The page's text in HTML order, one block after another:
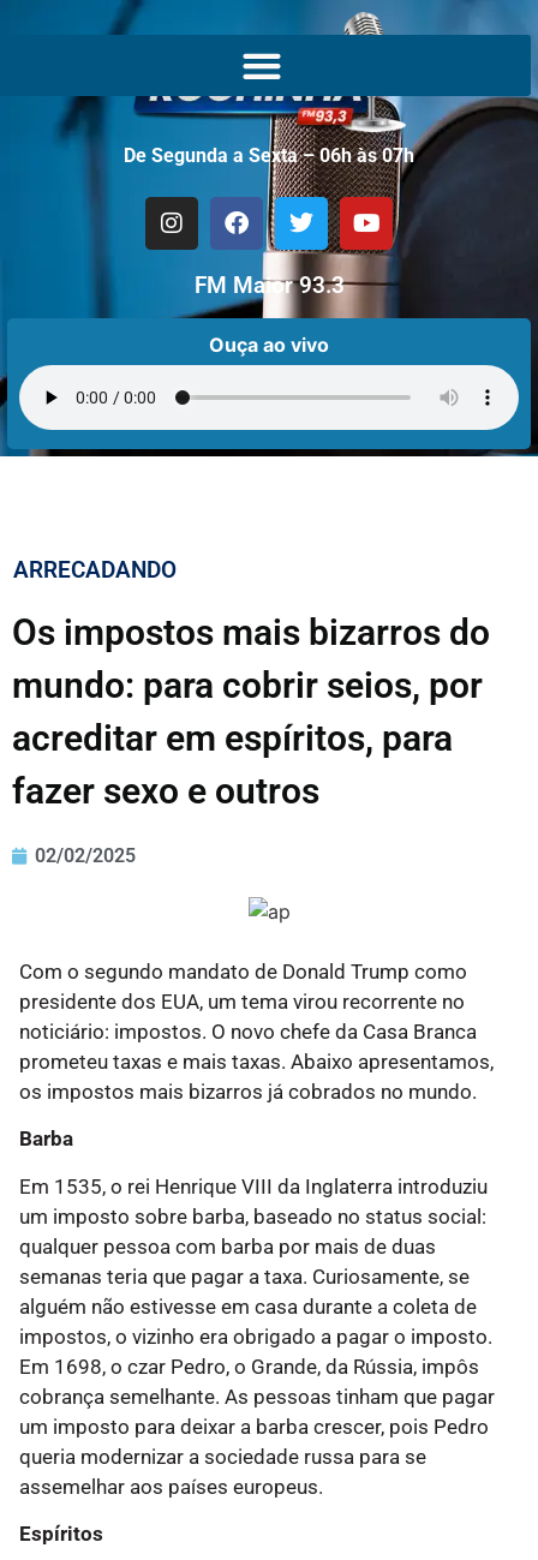
De Segunda a Sexta – 06h às 07h
FM Maior 93.3
Ouça ao vivo
ARRECADANDO
Os impostos mais bizarros do
mundo: para cobrir seios, por
acreditar em espíritos, para
fazer sexo e outros
02/02/2025
Com o segundo mandato de Donald Trump como
presidente dos EUA, um tema virou recorrente no
noticiário: impostos. O novo chefe da Casa Branca
prometeu taxas e mais taxas. Abaixo apresentamos,
os impostos mais bizarros já cobrados no mundo.
Barba
Em 1535, o rei Henrique VIII da Inglaterra introduziu
um imposto sobre barba, baseado no status social:
qualquer pessoa com barba por mais de duas
semanas teria que pagar a taxa. Curiosamente, se
alguém não estivesse em casa durante a coleta de
impostos, o vizinho era obrigado a pagar o imposto.
Em 1698, o czar Pedro, o Grande, da Rússia, impôs
cobrança semelhante. As pessoas tinham que pagar
um imposto para deixar a barba crescer, pois Pedro
queria modernizar a sociedade russa para se
assemelhar aos países europeus.
Espíritos